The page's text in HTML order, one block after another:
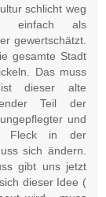
schlicht weg
einfach als
gewertschätzt.
gesamte Stadt
Das muss
dieser alte
Teil der
und
Fleck in der
sich ändern.
gibt uns jetzt
dieser Idee (